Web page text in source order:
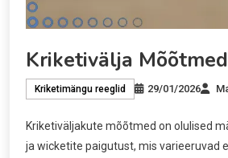
Kriketivälja
Kriketimängu reeglid 29/01/2026
Kriketiväljakute mõõtmed on olulised
ja wicketite paigutust, mis varieeruvad